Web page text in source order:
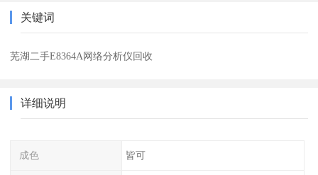
关键词
芜湖二手E8364A网络分析仪回收
详细说明
成色 皆可